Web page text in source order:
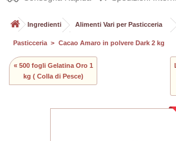
> Ingredienti >Alimenti Vari per Pasticceria
Pasticceria > Cacao Amaro in polvere Dark 2 kg
« 500 fogli Gelatina Oro 1
kg ( Colla di Pesce)